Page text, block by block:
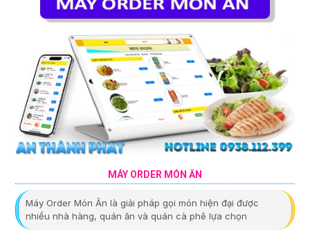
MÁY ORDER MÓN ĂN
Máy Order Món Ăn là giải pháp gọi món hiện đại được
nhiều nhà hàng, quán ăn và quán cà phê lựa chọn